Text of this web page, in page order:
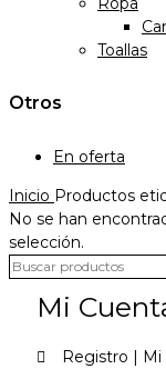
Toallas
Otros
En oferta
Inicio Productos
No se han
selección.
Mi
Registro | Mi